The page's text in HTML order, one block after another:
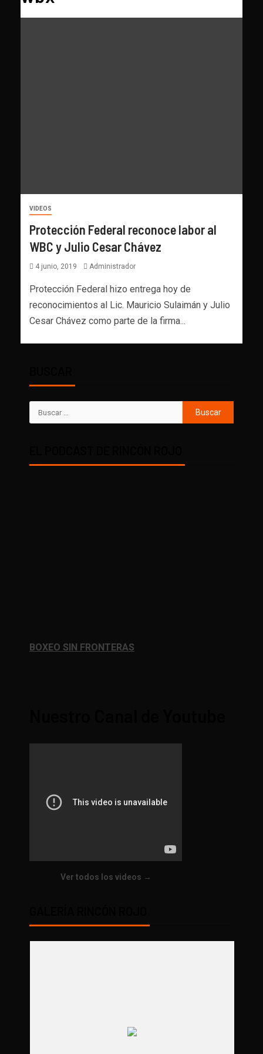
VIDEOS
Protección Federal reconoce labor al
WBC y Julio Cesar Chávez
4 junio, 2019 Administrador
Protección Federal hizo entrega hoy de
reconocimientos al Lic. Mauricio Sulaimán y Julio
Cesar Chávez como parte de la firma...
BOXEO SIN FRONTERAS
Ver todos los videos →